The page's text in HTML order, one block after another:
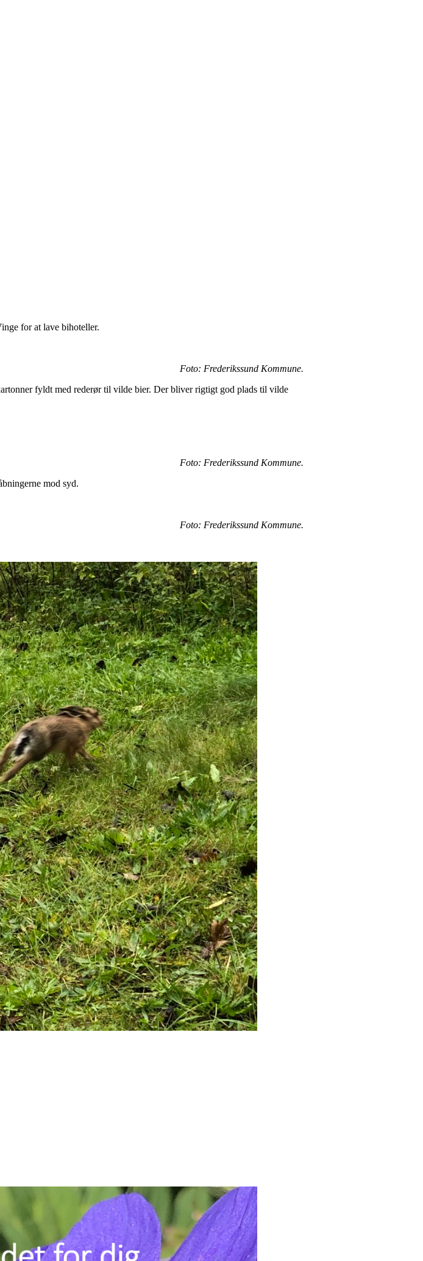
for at lave bihoteller.
Foto: Frederikssund Kommune.
fyldt med rederør til vilde bier. Der bliver rigtigt god plads til vilde
Foto: Frederikssund Kommune.
mod syd.
Foto: Frederikssund Kommune.